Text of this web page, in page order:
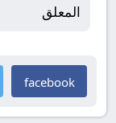
المعلق
facebook